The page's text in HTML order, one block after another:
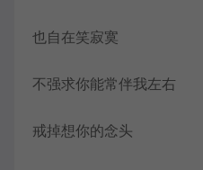
也自在笑寂寞
不强求你能常伴我左右
戒掉想你的念头